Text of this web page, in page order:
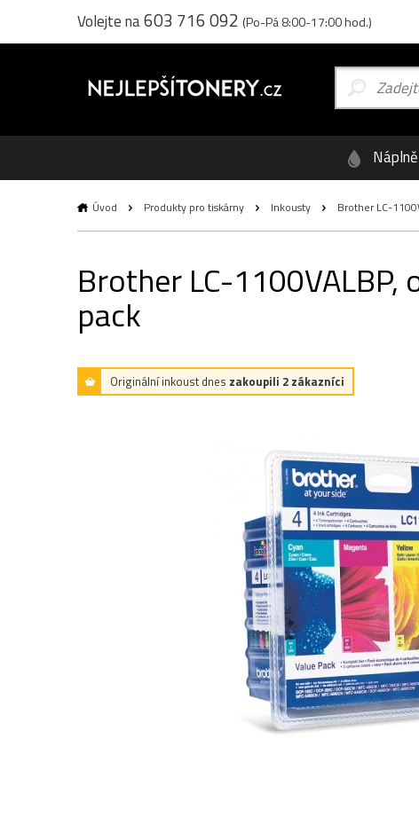
Volejte na603 716 092 (Po-Pá 8:00-17:00 hod.)
Náplně
Úvod Produkty pro tiskárny Inkousty Brother LC-
Brother LC-
pack
Originální inkoust dnes zakoupili 2 zákazníci